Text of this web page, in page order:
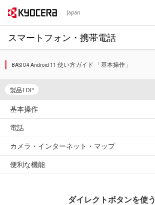
Japan
スマートフォン・携帯電話
BASIO4 Android 11 使い方ガイド 「基本操作」
製品TOP
基本操作
電話
カメラ・インターネット・マップ
便利な機能
ダイレクトボタンを使う